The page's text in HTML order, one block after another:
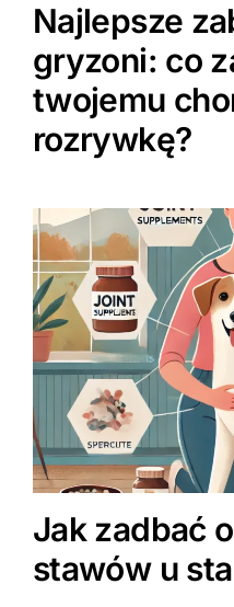
Najlepsze
gryzoni: co
twojemu
rozrywkę?
Jak zadbać
stawów u